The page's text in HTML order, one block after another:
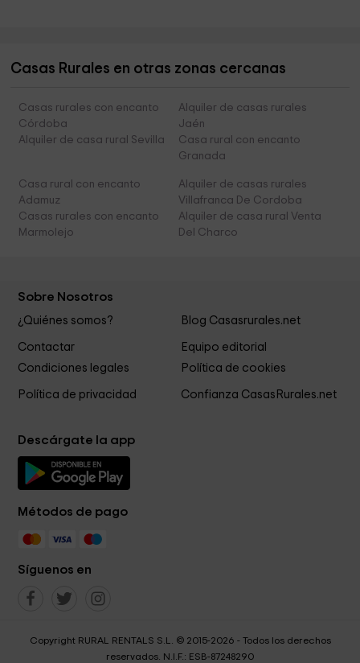
Casas Rurales en otras zonas cercanas
Casas rurales con encanto
Córdoba
Alquiler de casas rurales
Jaén
Alquiler de casa rural Sevilla
Casa rural con encanto
Granada
Casa rural con encanto
Adamuz
Alquiler de casas rurales
Villafranca De Cordoba
Casas rurales con encanto
Marmolejo
Alquiler de casa rural Venta
Del Charco
Sobre Nosotros
¿Quiénes somos? Blog Casasrurales.net
Contactar
Equipo editorial
Condiciones legales
Política de cookies
Política de privacidad Confianza CasasRurales.net
Descárgate la app
Métodos de pago
Síguenos en
Copyright RURAL RENTALS S.L. © 2015-2026 - Todos los derechos
reservados. N.I.F.: ESB-87248290